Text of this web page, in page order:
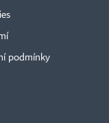
podmínky